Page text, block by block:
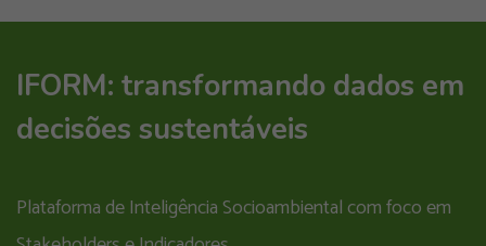
IFORM: transformando dados em
decisões sustentáveis
Plataforma de Inteligência Socioambiental com foco em